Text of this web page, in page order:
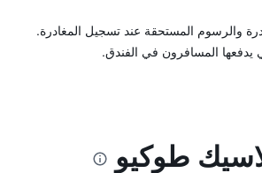
والرسوم المستحقة عند تسجيل المغادرة.
يدفعها المسافرون في الفندق.
طوكيو